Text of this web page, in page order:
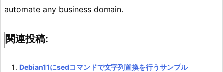
automate any business domain.
関連投稿:
Debian11にsedコマンドで文字列置換を行うサンプル